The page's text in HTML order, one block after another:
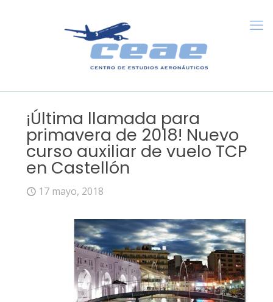
¡Última llamada para
primavera de 2018! Nuevo
curso auxiliar de vuelo TCP
en Castellón
17 mayo, 2018